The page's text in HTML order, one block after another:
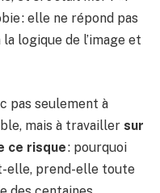
: elle ne répond pas
logique de l’image et
pas seulement à
mais à travailler sur
ce risque: pourquoi
elle, prend-elle toute